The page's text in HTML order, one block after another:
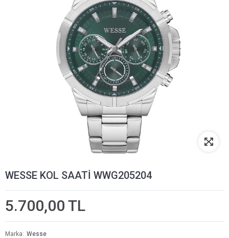
WESSE KOL SAATİ WWG205204
5.700,00 TL
Marka
Wesse